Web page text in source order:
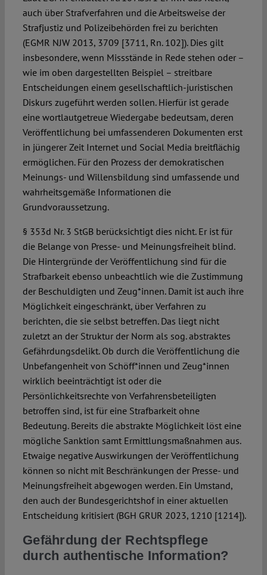
auch über Strafverfahren und die Arbeitsweise der
Strafjustiz und Polizeibehörden frei zu berichten
(EGMR NJW 2013, 3709 [3711, Rn. 102]). Dies gilt
insbesondere, wenn Missstände in Rede stehen oder –
wie im oben dargestellten Beispiel – streitbare
Entscheidungen einem gesellschaftlich-juristischen
Diskurs zugeführt werden sollen. Hierfür ist gerade
eine wortlautgetreue Wiedergabe bedeutsam, deren
Veröffentlichung bei umfassenderen Dokumenten erst
in jüngerer Zeit Internet und Social Media breitflächig
ermöglichen. Für den Prozess der demokratischen
Meinungs- und Willensbildung sind umfassende und
wahrheitsgemäße Informationen die
Grundvoraussetzung.
§ 353d Nr. 3 StGB berücksichtigt dies nicht. Er ist für
die Belange von Presse- und Meinungsfreiheit blind.
Die Hintergründe der Veröffentlichung sind für die
Strafbarkeit ebenso unbeachtlich wie die Zustimmung
der Beschuldigten und Zeug*innen. Damit ist auch ihre
Möglichkeit eingeschränkt, über Verfahren zu
berichten, die sie selbst betreffen. Das liegt nicht
zuletzt an der Struktur der Norm als sog. abstraktes
Gefährdungsdelikt. Ob durch die Veröffentlichung die
Unbefangenheit von Schöff*innen und Zeug*innen
wirklich beeinträchtigt ist oder die
Persönlichkeitsrechte von Verfahrensbeteiligten
betroffen sind, ist für eine Strafbarkeit ohne
Bedeutung. Bereits die abstrakte Möglichkeit löst eine
mögliche Sanktion samt Ermittlungsmaßnahmen aus.
Etwaige negative Auswirkungen der Veröffentlichung
können so nicht mit Beschränkungen der Presse- und
Meinungsfreiheit abgewogen werden. Ein Umstand,
den auch der Bundesgerichtshof in einer aktuellen
Entscheidung kritisiert (BGH GRUR 2023, 1210 [1214]).
Gefährdung der Rechtspflege
durch authentische Information?